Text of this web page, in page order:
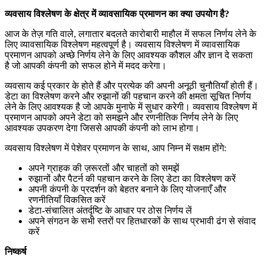
व्यवसाय विश्लेषण के क्षेत्र में व्यावसायिक प्रमाणन का क्या उपयोग है?
आज के तेज़ गति वाले, लगातार बदलते कारोबारी माहौल में सफल निर्णय लेने के
लिए व्यावसायिक विश्लेषण महत्वपूर्ण है। व्यवसाय विश्लेषण में व्यावसायिक
प्रमाणन आपको अच्छे निर्णय लेने के लिए आवश्यक कौशल और ज्ञान दे सकता
है जो आपकी कंपनी को सफल होने में मदद करेगा।
व्यवसाय कई प्रकार के होते हैं और प्रत्येक की अपनी अनूठी चुनौतियाँ होती हैं।
डेटा का विश्लेषण करने और रुझानों की पहचान करने की क्षमता सूचित निर्णय
लेने के लिए आवश्यक है जो आपके मुनाफे में सुधार करेगी। व्यवसाय विश्लेषण में
प्रमाणन आपको अपने डेटा को समझने और रणनीतिक निर्णय लेने के लिए
आवश्यक उपकरण देगा जिससे आपकी कंपनी को लाभ होगा।
व्यवसाय विश्लेषण में पेशेवर प्रमाणन के साथ, आप निम्न में सक्षम होंगे:
अपने ग्राहक की ज़रूरतों और चाहतों को समझें
रुझानों और पैटर्न की पहचान करने के लिए डेटा का विश्लेषण करें
अपनी कंपनी के प्रदर्शन को बेहतर बनाने के लिए योजनाएँ और
रणनीतियाँ विकसित करें
डेटा-संचालित अंतर्दृष्टि के आधार पर ठोस निर्णय लें
अपने संगठन के सभी स्तरों पर हितधारकों के साथ प्रभावी ढंग से संवाद
करें
निष्कर्ष